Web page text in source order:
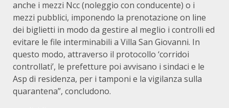
anche i mezzi Ncc (noleggio con conducente) o i
mezzi pubblici, imponendo la prenotazione on line
dei biglietti in modo da gestire al meglio i controlli ed
evitare le file interminabili a Villa San Giovanni. In
questo modo, attraverso il protocollo ‘corridoi
controllati’, le prefetture poi avvisano i sindaci e le
Asp di residenza, per i tamponi e la vigilanza sulla
quarantena”, concludono.